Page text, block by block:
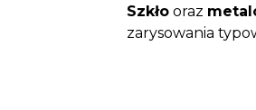
Szkło oraz
zarysowania